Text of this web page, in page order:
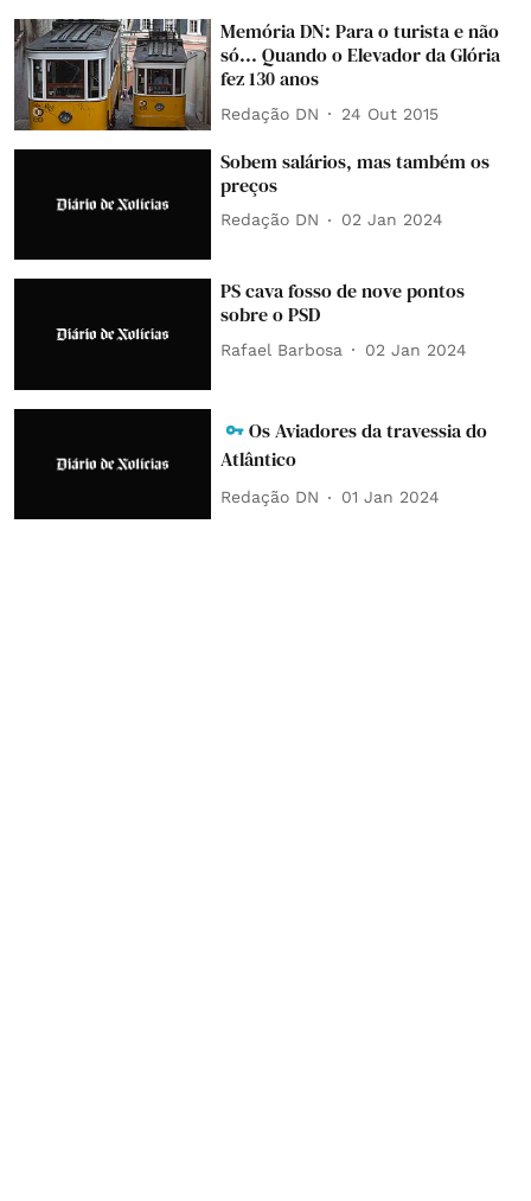
Memória DN: Para o turista e não
só... Quando o Elevador da Glória
fez 130 anos
Redação DN 24 Out 2015
Sobem salários, mas também os
preços
Redação DN 02 Jan 2024
PS cava fosso de nove pontos
sobre o PSD
Rafael Barbosa 02 Jan 2024
Os Aviadores da travessia do
Atlântico
Redação DN 01 Jan 2024